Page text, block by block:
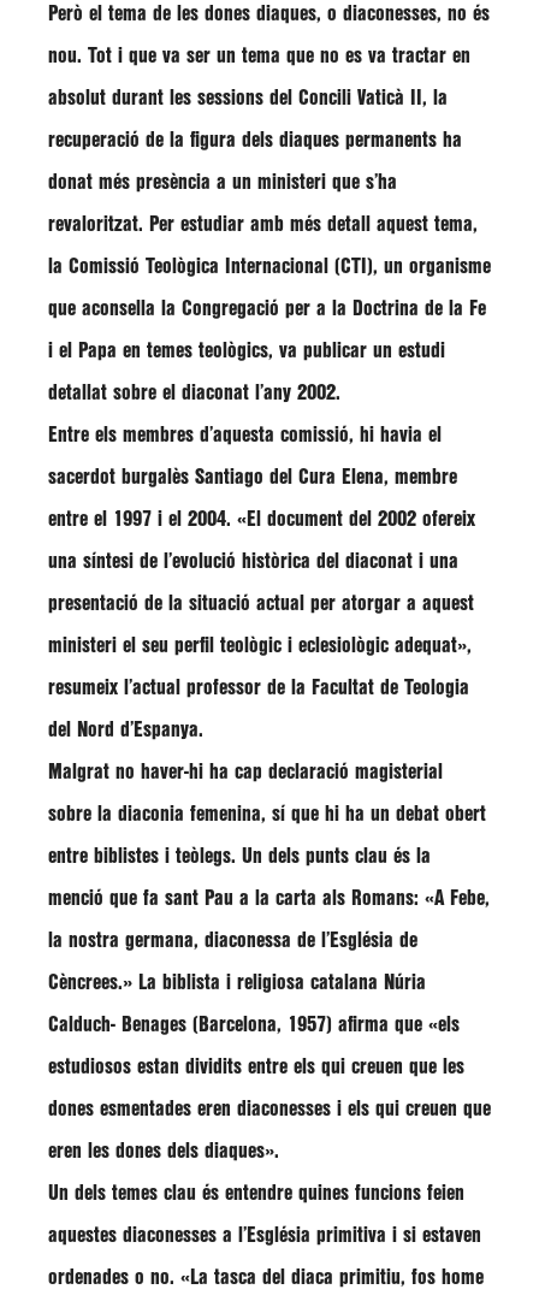
Però el tema de les dones diaques, o diaconesses, no és
nou. Tot i que va ser un tema que no es va tractar en
absolut durant les sessions del Concili Vaticà II, la
recuperació de la figura dels diaques permanents ha
donat més presència a un ministeri que s’ha
revaloritzat. Per estudiar amb més detall aquest tema,
la Comissió Teològica Internacional (CTI), un organisme
que aconsella la Congregació per a la Doctrina de la Fe
i el Papa en temes teològics, va publicar un estudi
detallat sobre el diaconat l’any 2002.
Entre els membres d’aquesta comissió, hi havia el
sacerdot burgalès Santiago del Cura Elena, membre
entre el 1997 i el 2004. «El document del 2002 ofereix
una síntesi de l’evolució històrica del diaconat i una
presentació de la situació actual per atorgar a aquest
ministeri el seu perfil teològic i eclesiològic adequat»,
resumeix l’actual professor de la Facultat de Teologia
del Nord d’Espanya.
Malgrat no haver-hi ha cap declaració magisterial
sobre la diaconia femenina, sí que hi ha un debat obert
entre biblistes i teòlegs. Un dels punts clau és la
menció que fa sant Pau a la carta als Romans: «A Febe,
la nostra germana, diaconessa de l’Església de
Cèncrees.» La biblista i religiosa catalana Núria
Calduch- Benages (Barcelona, 1957) afirma que «els
estudiosos estan dividits entre els qui creuen que les
dones esmentades eren diaconesses i els qui creuen que
eren les dones dels diaques».
Un dels temes clau és entendre quines funcions feien
aquestes diaconesses a l’Església primitiva i si estaven
ordenades o no. «La tasca del diaca primitiu, fos home